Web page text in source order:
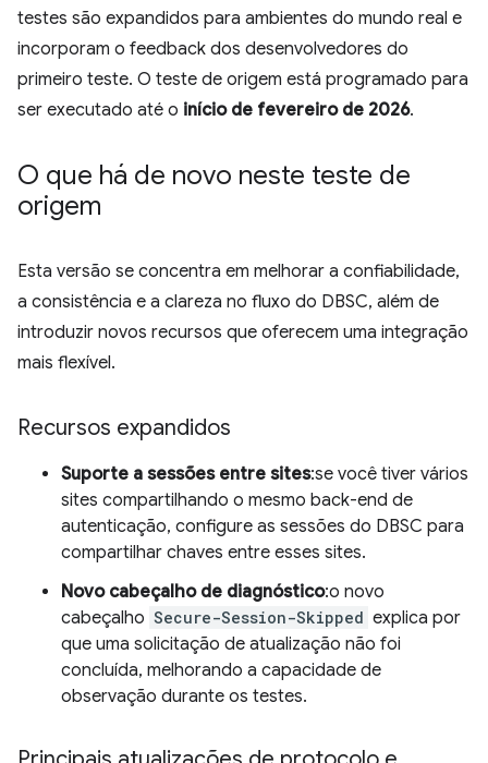
testes são expandidos para ambientes do mundo real e
incorporam o feedback dos desenvolvedores do
primeiro teste. O teste de origem está programado para
ser executado até o início de fevereiro de 2026.
O que há de novo neste teste de
origem
Esta versão se concentra em melhorar a confiabilidade,
a consistência e a clareza no fluxo do DBSC, além de
introduzir novos recursos que oferecem uma integração
mais flexível.
Recursos expandidos
Suporte a sessões entre sites:se você tiver vários
sites compartilhando o mesmo back-end de
autenticação, configure as sessões do DBSC para
compartilhar chaves entre esses sites.
Novo cabeçalho de diagnóstico:o novo
cabeçalho Secure-Session-Skipped explica por
que uma solicitação de atualização não foi
concluída, melhorando a capacidade de
observação durante os testes.